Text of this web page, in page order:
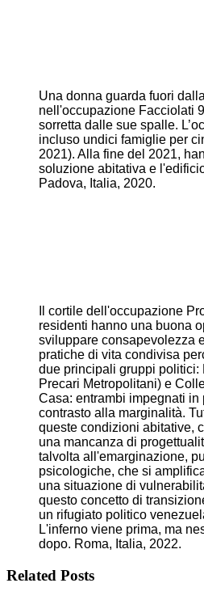
Una donna guarda fuori
nell'occupazione Facciolati
sorretta dalle sue spalle.
incluso undici famiglie per
2021). Alla fine del 2021,
soluzione abitativa e
Padova, Italia, 2020.
Il cortile dell'occupazione
residenti hanno una buona
sviluppare consapevolezza
pratiche di vita condivisa
due principali gruppi politici:
Precari Metropolitani) e
Casa: entrambi impegnati
contrasto alla marginalità.
queste condizioni abitative,
una mancanza di
talvolta all'emarginazione,
psicologiche, che si
una situazione di
questo concetto di
un rifugiato politico
L'inferno viene prima, ma
dopo. Roma, Italia, 2022.
Related Posts